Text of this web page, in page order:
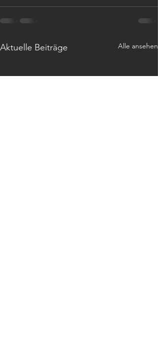
Aktuelle Beiträge Alle ansehen